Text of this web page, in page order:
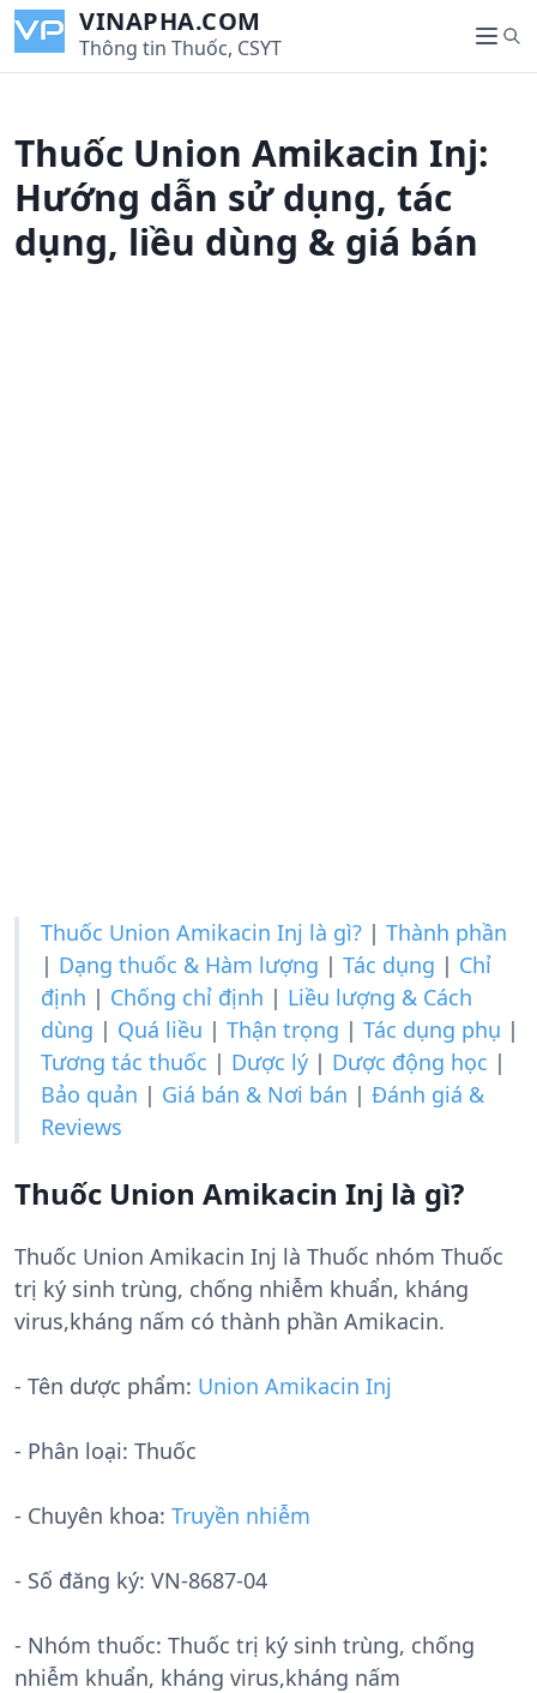
i
VINAPHA.COM
Thông tin Thuốc, CSYT
M
e
u
S
e
Thuốc Union Amikacin Inj:
Hướng dẫn sử dụng, tác
dụng, liều dùng & giá bán
Thuốc Union Amikacin Inj là gì? | Thành phần
| Dạng thuốc & Hàm lượng | Tác dụng | Chỉ
định | Chống chỉ định | Liều lượng & Cách
dùng | Quá liều | Thận trọng | Tác dụng phụ |
Tương tác thuốc | Dược lý | Dược động học |
Bảo quản | Giá bán & Nơi bán | Đánh giá &
Reviews
Thuốc Union Amikacin Inj là gì?
Thuốc Union Amikacin Inj là Thuốc nhóm Thuốc
trị ký sinh trùng, chống nhiễm khuẩn, kháng
virus,kháng nấm có thành phần Amikacin.
- Tên dược phẩm: Union Amikacin Inj
- Phân loại: Thuốc
- Chuyên khoa: Truyền nhiễm
- Số đăng ký: VN-8687-04
- Nhóm thuốc: Thuốc trị ký sinh trùng, chống
nhiễm khuẩn, kháng virus,kháng nấm